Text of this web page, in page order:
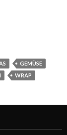
GEMÜSE
WRAP